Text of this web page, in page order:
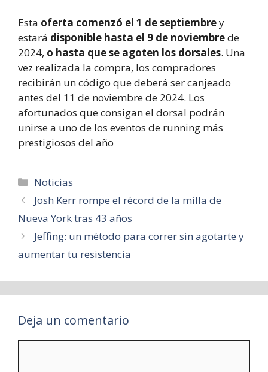
Esta oferta comenzó el 1 de septiembrey
estará disponible hasta el 9 de noviembrede
2024, o hasta que se agoten los dorsales. Una
vez realizada la compra, los compradores
recibirán un código que deberá ser canjeado
antes del 11 de noviembre de 2024. Los
afortunados que consigan el dorsal podrán
unirse a uno de los eventos de running más
prestigiosos del año
Categorías
Noticias
Josh Kerr rompe el récord de la milla de
Nueva York tras 43 años
Jeffing: un método para correr sin agotarte y
aumentar tu resistencia
Deja un comentario